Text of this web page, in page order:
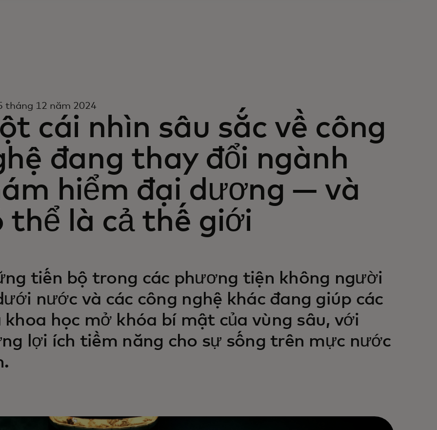
tháng 12 năm 2024
cái nhìn sâu sắc về công
đang thay đổi ngành
hiểm đại dương — và
thể là cả thế giới
tiến bộ trong các phương tiện không người
nước và các công nghệ khác đang giúp các
khoa học mở khóa bí mật của vùng sâu, với
lợi ích tiềm năng cho sự sống trên mực nước